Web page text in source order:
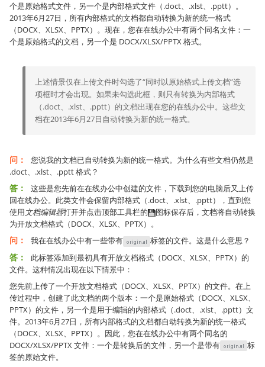
个是原始格式文件，另一个是内部格式文件（.doct、.xlst、.pptt）。
2013年6月27日，所有内部格式的文档都自动转换为新的统一格式
（DOCX、XLSX、PPTX）。现在，您在在线办公中有两个同名文件：一
个是原始格式的文档，另一个是 DOCX/XLSX/PPTX 格式。
上述情景仅在上传文件时勾选了“同时以原始格式上传文档”选
项框时才会出现。如果未勾选此框，则只有转换为内部格式
（.doct、.xlst、.pptt）的文档出现在您的在线办公中。这些文
档在2013年6月27日自动转换为新的统一格式。
问：
您说我的文档已自动转换为新的统一格式。为什么有些文档仍然是
.doct、.xlst、.pptt 格式？
答：
这些是您先前在在线办公中创建的文件，下载到您的电脑后又上传
回在线办公。此类文件会保留内部格式（.doct、.xlst、.pptt），直到您
使用文档编辑器打开并点击顶部工具栏的
图标保存后，文档将自动转换
为开放文档格式（DOCX、XLSX、PPTX）。
问： 我在在线办公中有一些带有 标签的文件。这是什么意思？
答：
此标签添加到最初具有开放文档格式（DOCX、XLSX、PPTX）的
文件。这种情况出现在以下情景中：
您先前上传了一个开放文档格式（DOCX、XLSX、PPTX）的文件。在上
传过程中，创建了此文档的两个版本：一个是原始格式（DOCX、XLSX、
PPTX）的文件，另一个是用于编辑的内部格式（.doct、.xlst、.pptt）文
件。2013年6月27日，所有内部格式的文档都自动转换为新的统一格式
（DOCX、XLSX、PPTX）。因此，您在在线办公中有两个同名的
DOCX/XLSX/PPTX 文件：一个是转换后的文件，另一个是带有
标
签的原始文件。